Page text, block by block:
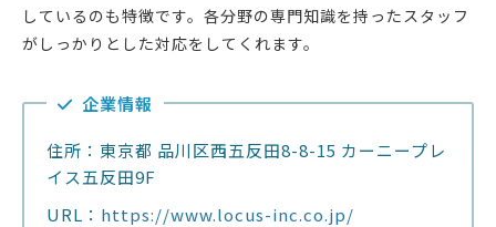
しているのも特徴です。各分野の専門知識を持ったスタッフ
がしっかりとした対応をしてくれます。
企業情報
住所：東京都 品川区西五反田8-8-15 カーニープレ
イス五反田9F
URL： https://www.locus-inc.co.jp/